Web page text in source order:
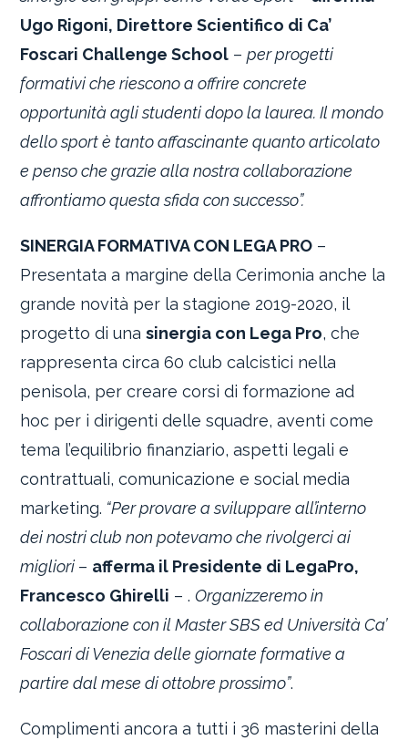
Ugo Rigoni, Direttore Scientifico di Ca’
Foscari Challenge School –per progetti
formativi che riescono a offrire concrete
opportunità agli studenti dopo la laurea. Il mondo
dello sport è tanto affascinante quanto articolato
e penso che grazie alla nostra collaborazione
affrontiamo questa sfida con successo”.
SINERGIA FORMATIVA CON LEGA PRO –
Presentata a margine della Cerimonia anche la
grande novità per la stagione 2019-2020, il
progetto di unasinergia con Lega Pro, che
rappresenta circa 60 club calcistici nella
penisola, per creare corsi di formazione ad
hoc per i dirigenti delle squadre, aventi come
tema l’equilibrio finanziario, aspetti legali e
contrattuali, comunicazione e social media
marketing. “Per provare a sviluppare all’interno
dei nostri club non potevamo che rivolgerci ai
migliori – afferma il Presidente di LegaPro,
Francesco Ghirelli – .Organizzeremo in
collaborazione con il Master SBS ed Università Ca’
Foscari di Venezia delle giornate formative a
partire dal mese di ottobre prossimo”.
Complimenti ancora a tutti i 36 masterini della